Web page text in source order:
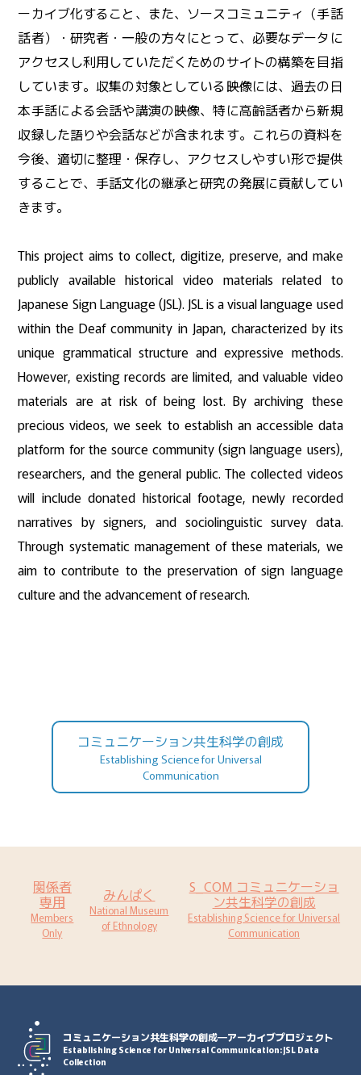
ーカイブ化すること、また、ソースコミュニティ（手話
話者）・研究者・一般の方々にとって、必要なデータに
アクセスし利用していただくためのサイトの構築を目指
しています。収集の対象としている映像には、過去の日
本手話による会話や講演の映像、特に高齢話者から新規
収録した語りや会話などが含まれます。これらの資料を
今後、適切に整理・保存し、アクセスしやすい形で提供
することで、手話文化の継承と研究の発展に貢献してい
きます。
This project aims to collect, digitize, preserve, and make
publicly available historical video materials related to
Japanese Sign Language (JSL). JSL is a visual language used
within the Deaf community in Japan, characterized by its
unique grammatical structure and expressive methods.
However, existing records are limited, and valuable video
materials are at risk of being lost. By archiving these
precious videos, we seek to establish an accessible data
platform for the source community (sign language users),
researchers, and the general public. The collected videos
will include donated historical footage, newly recorded
narratives by signers, and sociolinguistic survey data.
Through systematic management of these materials, we
aim to contribute to the preservation of sign language
culture and the advancement of research.
コミュニケーション共生科学の創成
Establishing Science for Universal
Communication
関係者
専用
Members
Only
みんぱく
National Museum
of Ethnology
S_COM コミュニケーショ
ン共生科学の創成
Establishing Science for Universal
Communication
コミュニケーション共生科学の創成―アーカイブプロジェクト
Establishing Science for Universal Communication: JSL Data
Collection